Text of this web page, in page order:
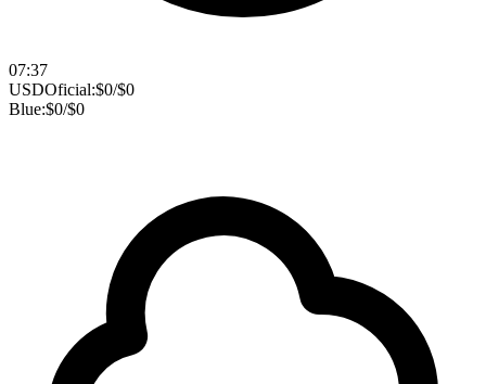
07:37
USDOficial:$0/$0
Blue:$0/$0